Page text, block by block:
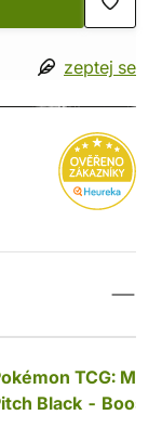
zeptej se
TCG:
Black -